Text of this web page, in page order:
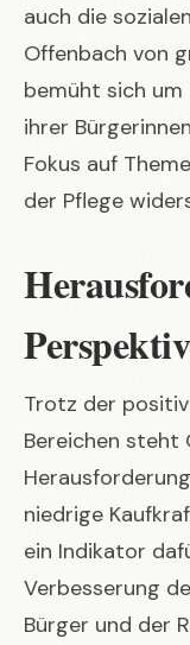
auch die
Offenbach von
bemüht sich um
ihrer
Fokus auf
der Pflege
Trotz der
Bereichen steht
niedrige
ein Indikator
Verbesserung
Bürger und der